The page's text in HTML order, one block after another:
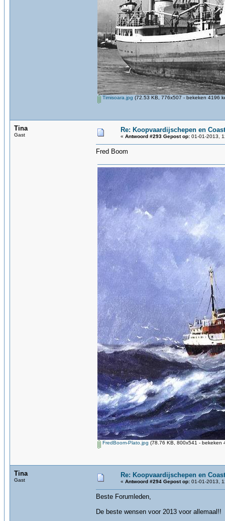
Timisoara.jpg (72.53 KB, 776x507 - bekeken 4196
Tina
Gast
Re: Koopvaardijschepen en
« Antwoord #293 Gepost op: 01-01-2013,
Fred Boom
FredBoom-Plato.jpg (78.76 KB, 800x541 - bekeken
Tina
Gast
Re: Koopvaardijschepen en
« Antwoord #294 Gepost op: 01-01-2013,
Beste Forumleden,
De beste wensen voor 2013 voor allemaal!!